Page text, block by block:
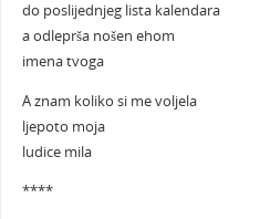
do poslijednjeg lista kalendara
a odleprša nošen ehom
imena tvoga
A znam koliko si me voljela
ljepoto moja
ludice mila
****